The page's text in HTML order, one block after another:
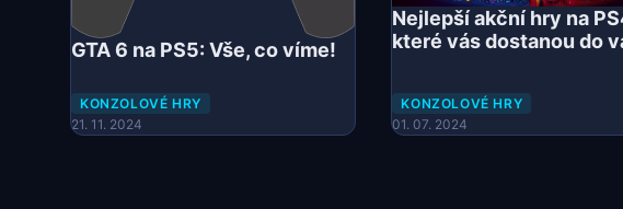
GTA 6 na PS5: Vše, co víme!
KONZOLOVÉ HRY
21. 11. 2024
Nejlepší akční hry na
které vás dostanou do
KONZOLOVÉ HRY
01. 07. 2024